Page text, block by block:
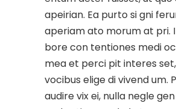
apeirian. Ea purto si gni
aperiam ato morum at pri.
bore con tentiones medi
mea et perci pit interes
vocibus elige di vivend um.
audire vix ei, nulla negle